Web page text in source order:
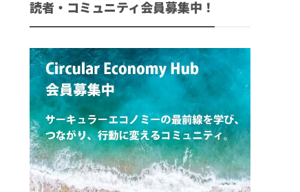
読者・コミュニティ会員募集中！